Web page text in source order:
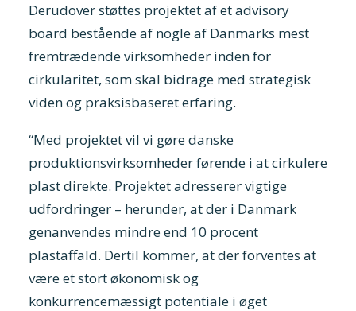
Derudover støttes projektet af et advisory
board bestående af nogle af Danmarks mest
fremtrædende virksomheder inden for
cirkularitet, som skal bidrage med strategisk
viden og praksisbaseret erfaring.
“Med projektet vil vi gøre danske
produktionsvirksomheder førende i at cirkulere
plast direkte. Projektet adresserer vigtige
udfordringer – herunder, at der i Danmark
genanvendes mindre end 10 procent
plastaffald. Dertil kommer, at der forventes at
være et stort økonomisk og
konkurrencemæssigt potentiale i øget